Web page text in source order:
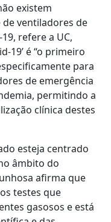
existem
ventiladores de
refere a UC,
19’ é “o primeiro
para
de emergência
permitindo a
clínica destes
esteja centrado
âmbito do
afirma que
testes que
gasosos e está